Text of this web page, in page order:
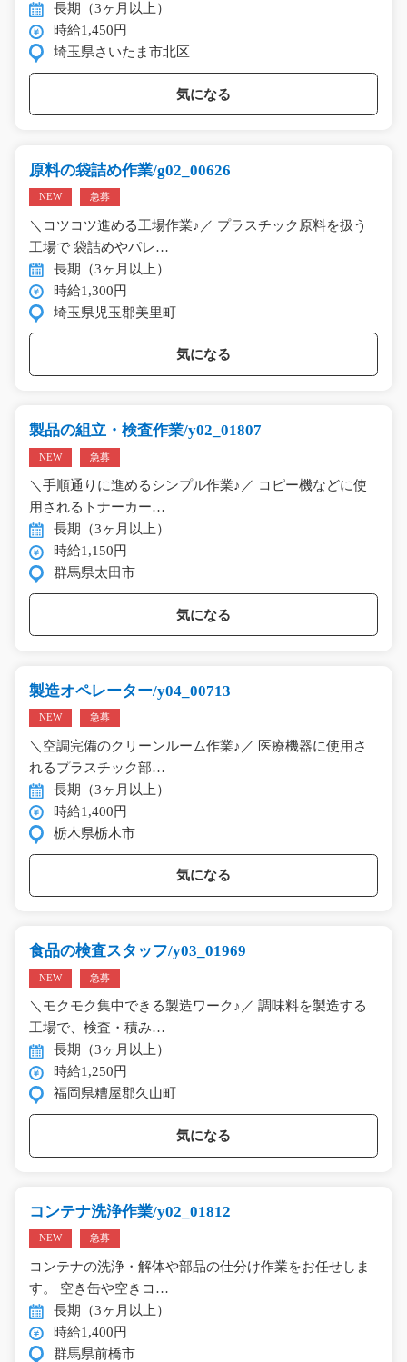
長期（3ヶ月以上）
時給1,450円
埼玉県さいたま市北区
気になる
原料の袋詰め作業/g02_00626
NEW 急募
＼コツコツ進める工場作業♪／ プラスチック原料を扱う
工場で 袋詰めやパレ…
長期（3ヶ月以上）
時給1,300円
埼玉県児玉郡美里町
気になる
製品の組立・検査作業/y02_01807
NEW 急募
＼手順通りに進めるシンプル作業♪／ コピー機などに使
用されるトナーカー…
長期（3ヶ月以上）
時給1,150円
群馬県太田市
気になる
製造オペレーター/y04_00713
NEW 急募
＼空調完備のクリーンルーム作業♪／ 医療機器に使用さ
れるプラスチック部…
長期（3ヶ月以上）
時給1,400円
栃木県栃木市
気になる
食品の検査スタッフ/y03_01969
NEW 急募
＼モクモク集中できる製造ワーク♪／ 調味料を製造する
工場で、検査・積み…
長期（3ヶ月以上）
時給1,250円
福岡県糟屋郡久山町
気になる
コンテナ洗浄作業/y02_01812
NEW 急募
コンテナの洗浄・解体や部品の仕分け作業をお任せしま
す。 空き缶や空きコ…
長期（3ヶ月以上）
時給1,400円
群馬県前橋市